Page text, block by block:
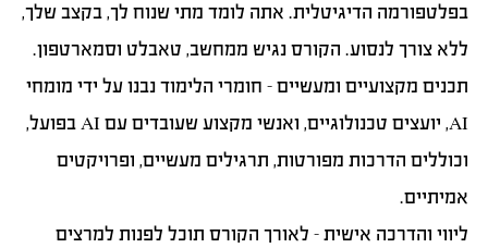
בפלטפורמה הדיגיטלית. אתה לומד מתי שנוח לך, בקצב שלך,
ללא צורך לנסוע. הקורס נגיש ממחשב, טאבלט וסמארטפון.
תכנים מקצועיים ומעשיים– חומרי הלימוד נבנו על ידי מומחי
AI, יועצים טכנולוגיים, ואנשי מקצוע שעובדים עם AI בפועל,
וכוללים הדרכות מפורטות, תרגילים מעשיים, ופרויקטים
אמיתיים.
ליווי והדרכה אישית– לאורך הקורס תוכל לפנות למרצים